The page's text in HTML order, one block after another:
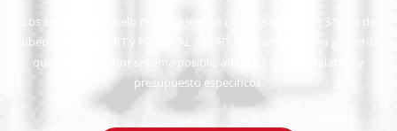
Los sistemas de suelo radiante vienen con una opción de 3 tipos de
tubería; PEX-A, PE-RT y PE-RT / AL / PE-RT. Esta amplia gama garantiza
que tenga el mejor sistema posible, adaptado a su instalación y
presupuesto específicos.